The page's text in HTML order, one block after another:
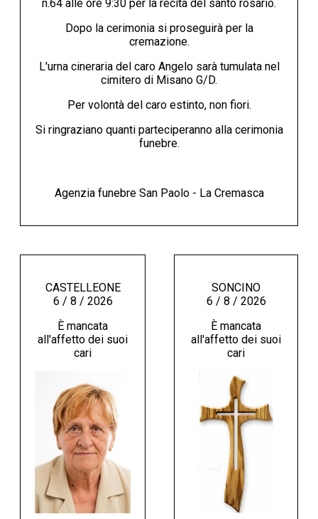
n.64 alle ore 9:30 per la recita del santo rosario.
Dopo la cerimonia si proseguirà per la
cremazione.
L'urna cineraria del caro Angelo sarà tumulata nel
cimitero di Misano G/D.
Per volontà del caro estinto, non fiori.
Si ringraziano quanti parteciperanno alla cerimonia
funebre.
Agenzia funebre San Paolo - La Cremasca
CASTELLEONE
6 / 8 / 2026
È mancata
all'affetto dei suoi
cari
SONCINO
6 / 8 / 2026
È mancata
all'affetto dei suoi
cari